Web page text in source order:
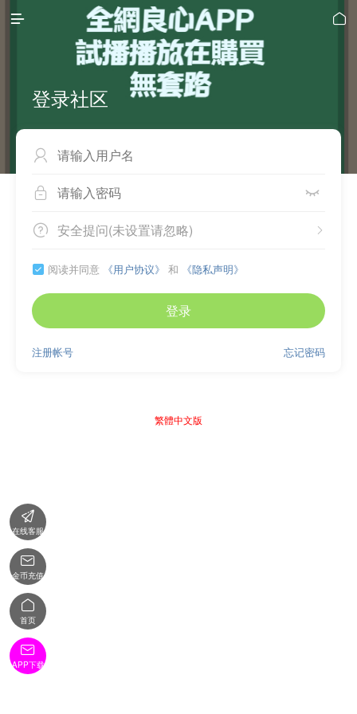
 
登录社区

 
 
安全提问(未设置请忽略)
 阅读并同意 《用户协议》 和 《隐私声明》
登录
忘记密码
注册帐号
繁體中文版

在线客服

金币充值

首页

APP下载